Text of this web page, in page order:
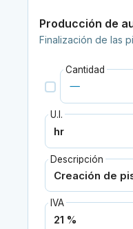
Producción de
Finalización de las
Cantidad
U.I.
Descripción
IVA